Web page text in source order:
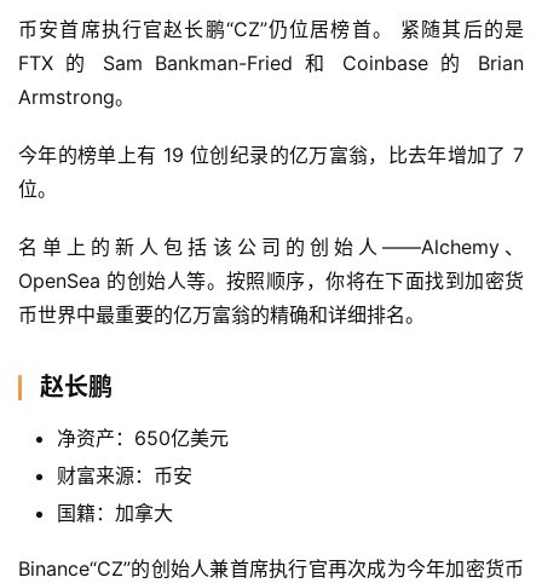
币安首席执行官赵长鹏“CZ”仍位居榜首。 紧随其后的是
FTX 的 Sam Bankman-Fried 和 Coinbase 的 Brian
Armstrong。
今年的榜单上有 19 位创纪录的亿万富翁，比去年增加了 7
位。
名单上的新人包括该公司的创始人——Alchemy、
OpenSea 的创始人等。按照顺序，你将在下面找到加密货
币世界中最重要的亿万富翁的精确和详细排名。
赵长鹏
净资产：650亿美元
财富来源：币安
国籍：加拿大
Binance“CZ”的创始人兼首席执行官再次成为今年加密货币